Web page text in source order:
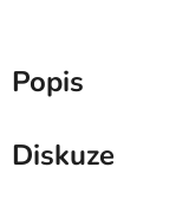
Popis
Diskuze